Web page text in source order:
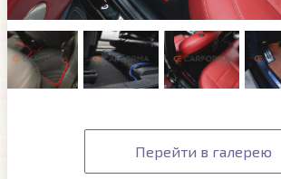
Перейти в галерею